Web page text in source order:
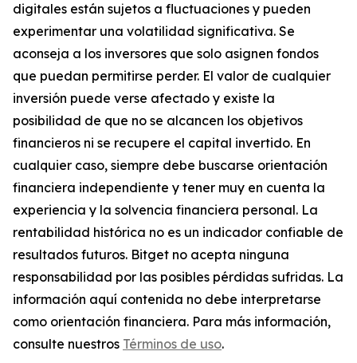
digitales están sujetos a fluctuaciones y pueden
experimentar una volatilidad significativa. Se
aconseja a los inversores que solo asignen fondos
que puedan permitirse perder. El valor de cualquier
inversión puede verse afectado y existe la
posibilidad de que no se alcancen los objetivos
financieros ni se recupere el capital invertido. En
cualquier caso, siempre debe buscarse orientación
financiera independiente y tener muy en cuenta la
experiencia y la solvencia financiera personal. La
rentabilidad histórica no es un indicador confiable de
resultados futuros. Bitget no acepta ninguna
responsabilidad por las posibles pérdidas sufridas. La
información aquí contenida no debe interpretarse
como orientación financiera. Para más información,
consulte nuestros Términos de uso.